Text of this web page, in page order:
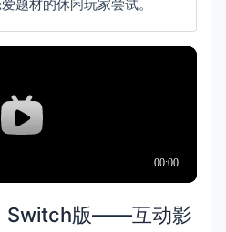
题材的休闲玩家尝试。
Switch版——互动影